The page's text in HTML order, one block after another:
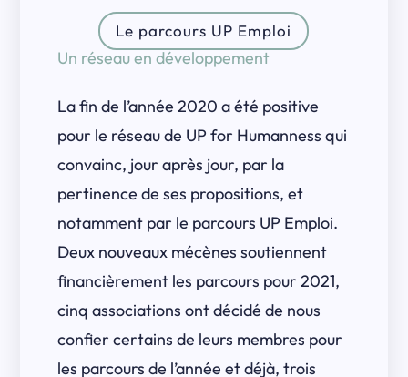
Le parcours UP Emploi
Un réseau en développement
La fin de l’année 2020 a été positive
pour le réseau de UP for Humanness qui
convainc, jour après jour, par la
pertinence de ses propositions, et
notamment par le parcours UP Emploi.
Deux nouveaux mécènes soutiennent
financièrement les parcours pour 2021,
cinq associations ont décidé de nous
confier certains de leurs membres pour
les parcours de l’année et déjà, trois